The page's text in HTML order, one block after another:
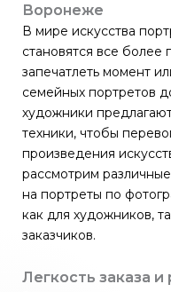
Воронеже
В мире искусства
становятся все
запечатлеть момент
семейных портретов
художники
техники, чтобы
произведения
рассмотрим
на портреты по
как для художников,
заказчиков.
Легкость заказа и